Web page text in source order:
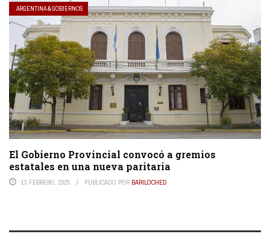
ARGENTINA & GOBIERNOS
El Gobierno Provincial convocó a gremios
estatales en una nueva paritaria
13 FEBRERO, 2025 PUBLICADO POR BARILOCHED